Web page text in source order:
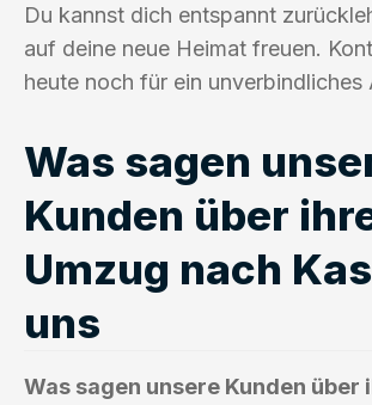
Du kannst dich entspannt
auf deine neue Heimat freuen.
heute noch für ein unverbindliches
Was sagen
Kunden über
Umzug nach
uns
Was sagen unsere Kunden über